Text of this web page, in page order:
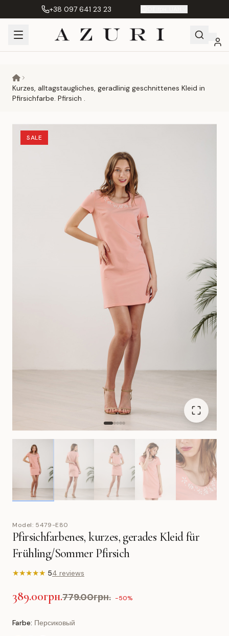
+38 097 641 23 23
Kurzes, alltagstaugliches, geradlinig geschnittenes Kleid in
Pfirsichfarbe. Pfirsich .
SALE
Model: 5479-E80
Pfirsichfarbenes, kurzes, gerades Kleid für
Frühling/Sommer Pfirsich
★★★★★ 54 reviews
389.00грн.779.00грн. -50%
Farbe: Персиковый